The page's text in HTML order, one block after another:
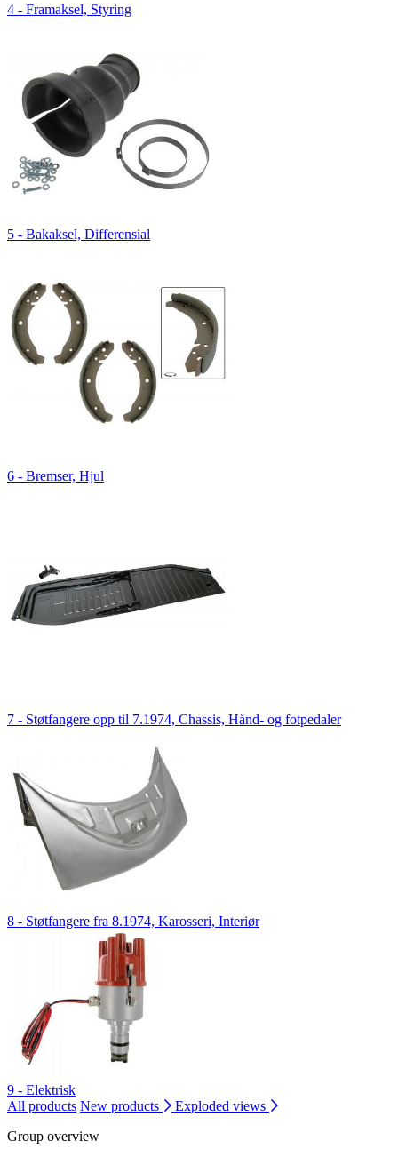
4 - Framaksel, Styring
5 - Bakaksel, Differensial
6 - Bremser, Hjul
7 - Støtfangere opp til 7.1974, Chassis, Hånd- og fotpedaler
8 - Støtfangere fra 8.1974, Karosseri, Interiør
9 - Elektrisk
All products New products
Exploded views
Group overview